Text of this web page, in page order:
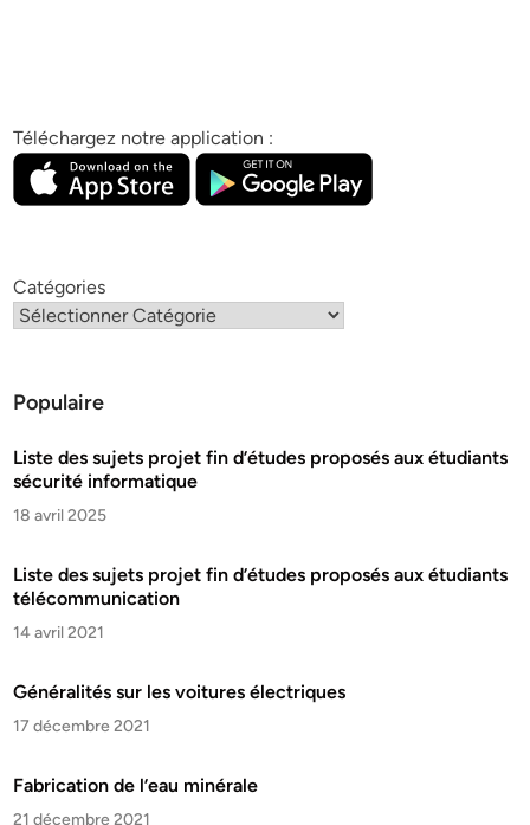
Téléchargez notre application :
Catégories
Populaire
Liste des sujets projet fin d’études proposés aux étudiants
sécurité informatique
18 avril 2025
Liste des sujets projet fin d’études proposés aux étudiants
télécommunication
14 avril 2021
Généralités sur les voitures électriques
17 décembre 2021
Fabrication de l’eau minérale
21 décembre 2021